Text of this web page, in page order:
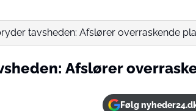
tavsheden: Afslører overraskende
Afslører
Følg